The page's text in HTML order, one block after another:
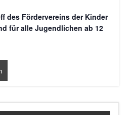
des Fördervereins der Kinder
für alle Jugendlichen ab 12